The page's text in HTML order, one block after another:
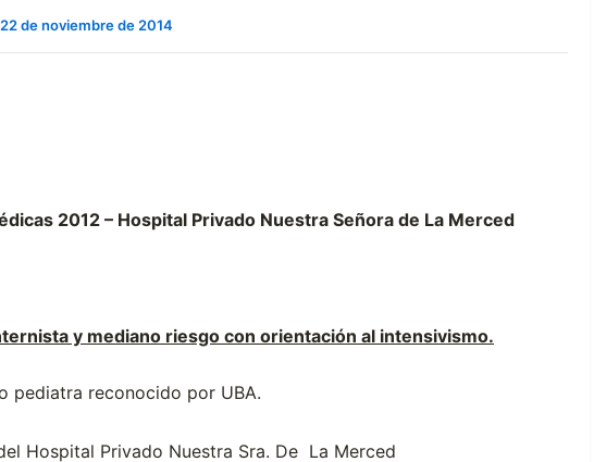
22 de noviembre de 2014
2012 – Hospital Privado Nuestra Señora de La Merced
y mediano riesgo con orientación al intensivismo.
pediatra reconocido por UBA.
Hospital Privado Nuestra Sra. De La Merced